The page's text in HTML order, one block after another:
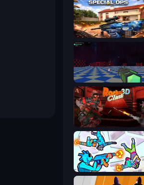
Special Ops: GO
Crazy Bots
Rocket Clash 3D
Gravity Arena Shooter